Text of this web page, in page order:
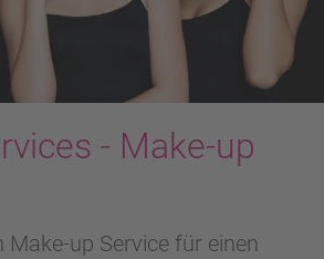
- Make-up
Make-up Service für einen